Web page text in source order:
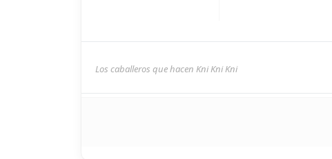
Los caballeros que hacen Kni Kni Kni